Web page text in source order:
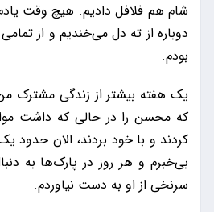
شام هم فلافل دادیم. هیچ وقت
دوباره از ته دل می‌خندیم و از
بودم.
یک هفته بیشتر از زندگی مشترک
که محسن را در حالی که داشت
کردند و با خود بردند، الان حدود
بی‌خبرم و هر روز در پارک‌ها به
سرنخی از او به دست نیاوردم.